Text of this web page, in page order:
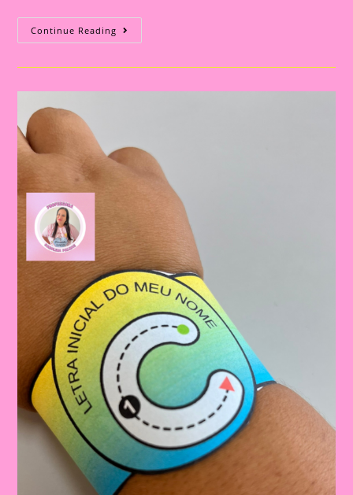
Continue Reading Atividade
Com